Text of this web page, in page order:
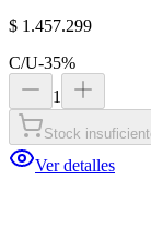
$ 1.457.299
C/U-35%
1
Stock
Ver detalles